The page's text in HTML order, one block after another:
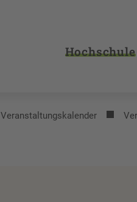
Hochschule
Veranstaltungs­kalender